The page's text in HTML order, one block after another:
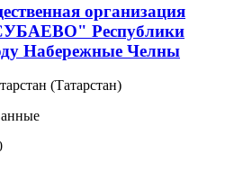
организация
Республики
Набережные Челны
(Татарстан)